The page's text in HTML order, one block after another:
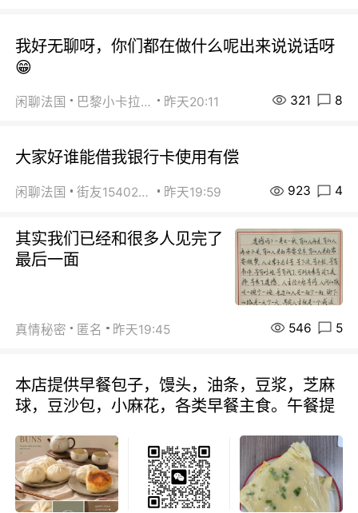
我好无聊呀，你们都在做什么呢出来说说话呀
😁
闲聊法国 巴黎小卡拉咪 昨天20:11 321 8
大家好谁能借我银行卡使用有偿
闲聊法国 街友15402223 昨天19:59 923 4
其实我们已经和很多人见完了
最后一面
真情秘密 匿名 昨天19:45 546 5
本店提供早餐包子，馒头，油条，豆浆，芝麻
球，豆沙包，小麻花，各类早餐主食。午餐提